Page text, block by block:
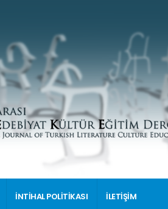
İNTİHAL POLİTİKASI İLETİŞİM